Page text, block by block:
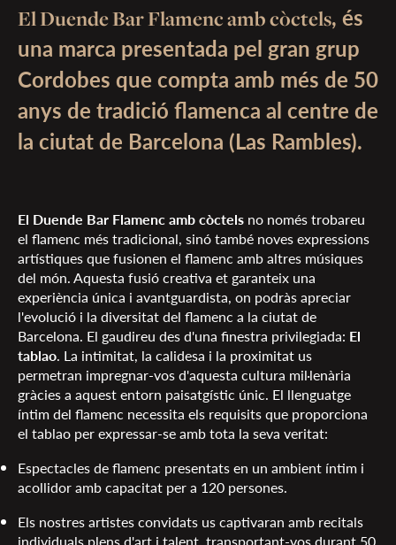
El Duende Bar Flamenc amb còctels, és
una marca presentada pel gran grup
Cordobes que compta amb més de 50
anys de tradició flamenca al centre de
la ciutat de Barcelona (Las Rambles).
El Duende Bar Flamenc amb còctels no només trobareu
el flamenc més tradicional, sinó també noves expressions
artístiques que fusionen el flamenc amb altres músiques
del món. Aquesta fusió creativa et garanteix una
experiència única i avantguardista, on podràs apreciar
l'evolució i la diversitat del flamenc a la ciutat de
Barcelona. El gaudireu des d'una finestra privilegiada: El
tablao. La intimitat, la calidesa i la proximitat us
permetran impregnar-vos d'aquesta cultura mil·lenària
gràcies a aquest entorn paisatgístic únic. El llenguatge
íntim del flamenc necessita els requisits que proporciona
el tablao per expressar-se amb tota la seva veritat:
Espectacles de flamenc presentats en un ambient íntim i
acollidor amb capacitat per a 120 persones.
Els nostres artistes convidats us captivaran amb recitals
individuals plens d'art i talent, transportant-vos durant 50